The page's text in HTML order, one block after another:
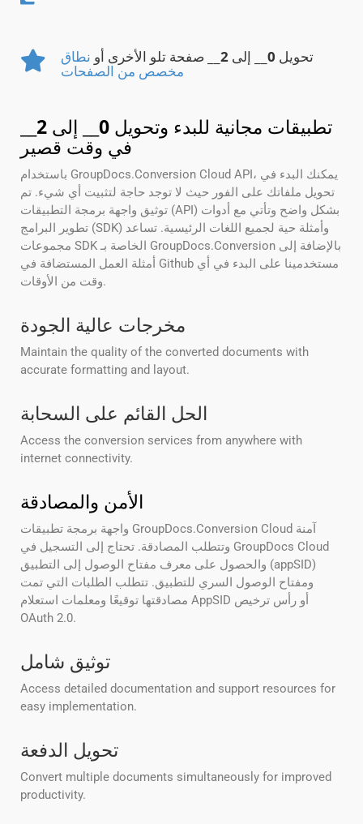
تحويل 0 __ إلى 2 __ صفحة تلو الأخرى أو نطاق
مخصص من الصفحات
تطبيقات مجانية للبدء وتحويل 0 __ إلى 2
في وقت قصير
باستخدام GroupDocs.Conversion Cloud API، يمكنك البدء في
تحويل ملفاتك على الفور حيث لا توجد حاجة لتثبيت أي شيء. تم
توثيق واجهة برمجة التطبيقات (API) بشكل واضح وتأتي مع أدوات
تطوير البرامج (SDK) وأمثلة حية لجميع اللغات الرئيسية. تساعد
مجموعات SDK الخاصة بـ GroupDocs.Conversion بالإضافة إلى
أمثلة العمل المستضافة في Github مستخدمينا على البدء في أي
وقت من الأوقات.
مخرجات عالية الجودة
Maintain the quality of the converted documents with
accurate formatting and layout.
الحل القائم على السحابة
Access the conversion services from anywhere with
internet connectivity.
الأمن والمصادقة
واجهة برمجة تطبيقات GroupDocs.Conversion Cloud آمنة
وتتطلب المصادقة. تحتاج إلى التسجيل في GroupDocs Cloud
والحصول على معرف مفتاح الوصول إلى التطبيق (appSID)
ومفتاح الوصول السري للتطبيق. تتطلب الطلبات التي تمت
مصادقتها توقيعًا ومعلمات استعلام AppSID أو رأس ترخيص
OAuth 2.0.
توثيق شامل
Access detailed documentation and support resources for
easy implementation.
تحويل الدفعة
Convert multiple documents simultaneously for improved
productivity.